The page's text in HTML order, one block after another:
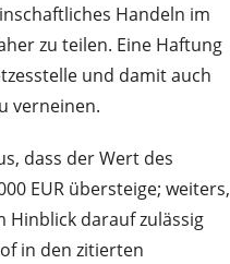
Handeln im
zu teilen. Eine Haftung
und damit auch
verneinen.
dass der Wert des
EUR übersteige; weiters,
Hinblick darauf zulässig
in den zitierten